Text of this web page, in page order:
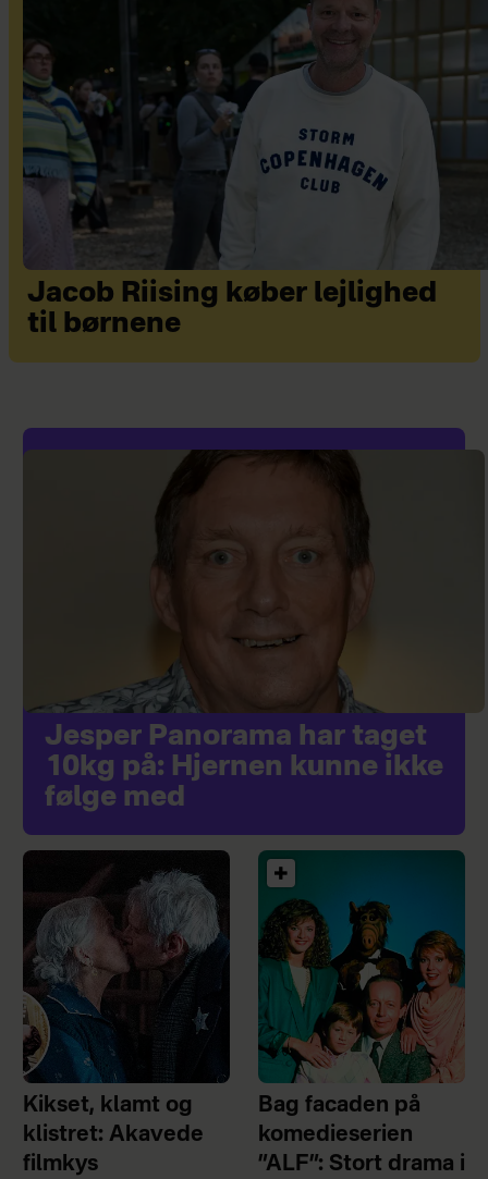
Jacob Riising køber lejlighed
til børnene
Jesper Panorama har taget
10kg på: Hjernen kunne ikke
følge med
Kikset, klamt og
klistret: Akavede
filmkys
Bag facaden på
komedieserien
”ALF”: Stort drama i